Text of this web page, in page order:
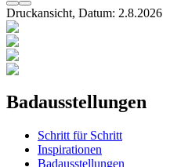
Druckansicht, Datum: 2.8.2026
Badausstellungen
Schritt für Schritt
Inspirationen
Badausstellungen